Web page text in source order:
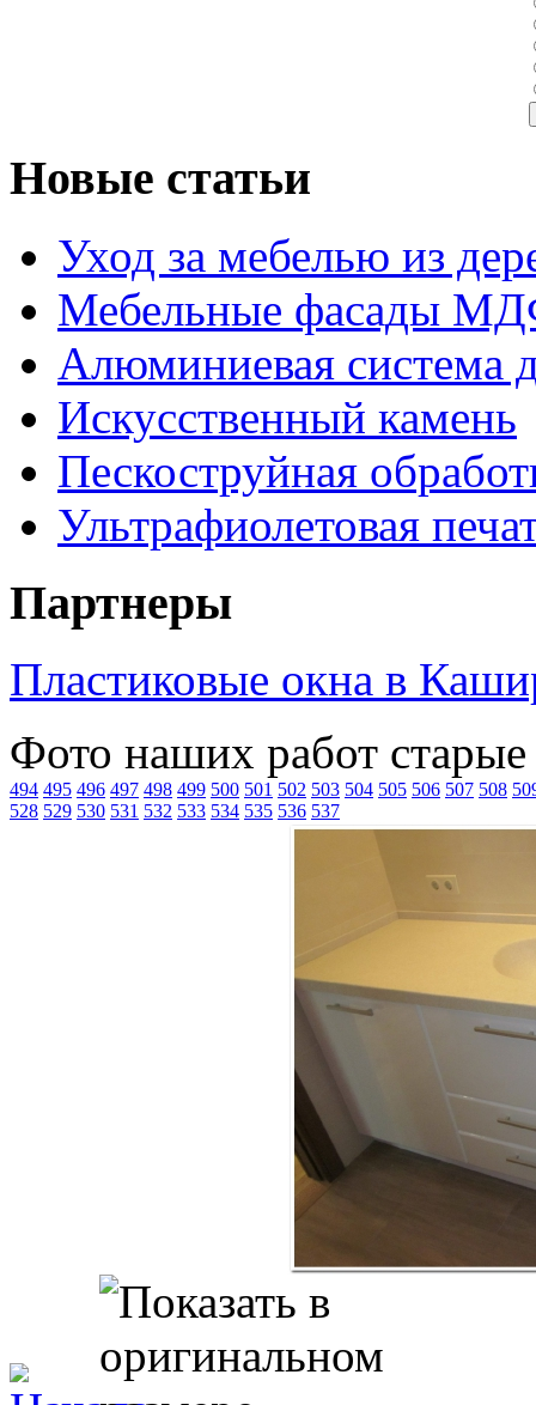
Новые статьи
Уход за мебелью из
Мебельные фасады
Алюминиевая система
Искусственный камень
Пескоструйная
Ультрафиолетовая
Партнеры
Пластиковые окна в
Фото наших работ старые
494 495 496 497 498 499 500 501 502 503 504 505 506 507 508
528 529 530 531 532 533 534 535 536 537